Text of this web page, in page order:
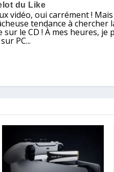
du Like
vidéo, oui carrément !
tendance à
sur le CD ! À mes heures,
PC...